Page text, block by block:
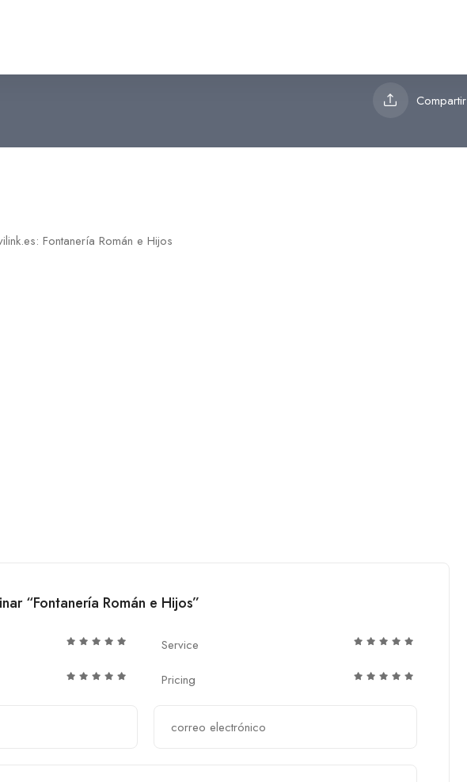
e Hijos
Compartir
Fontanería Román e Hijos
“Fontanería Román e Hijos”
Service
Pricing